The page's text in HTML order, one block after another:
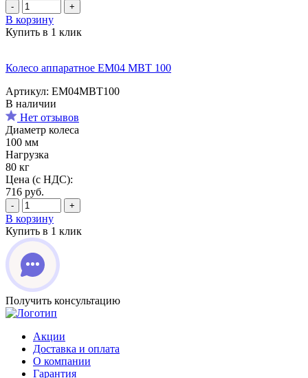
- +
В корзину
Купить в 1 клик
Колесо аппаратное EM04 MBT 100
Артикул: EM04MBT100
В наличии
Нет отзывов
Диаметр колеса
100 мм
Нагрузка
80 кг
Цена (с НДС):
716 руб.
- +
В корзину
Купить в 1 клик
Получить консультацию
Акции
Доставка и оплата
О компании
Гарантия